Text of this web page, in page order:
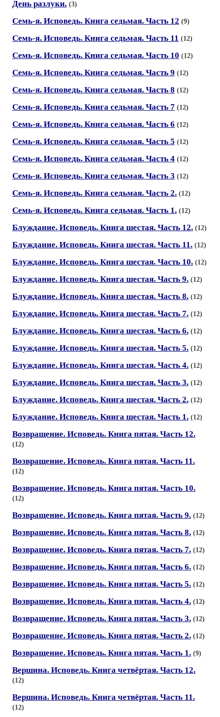
День разлуки. (3)
Семь-я. Исповедь. Книга седьмая. Часть 12 (9)
Семь-я. Исповедь. Книга седьмая. Часть 11 (12)
Семь-я. Исповедь. Книга седьмая. Часть 10 (12)
Семь-я. Исповедь. Книга седьмая. Часть 9 (12)
Семь-я. Исповедь. Книга седьмая. Часть 8 (12)
Семь-я. Исповедь. Книга седьмая. Часть 7 (12)
Семь-я. Исповедь. Книга седьмая. Часть 6 (12)
Семь-я. Исповедь. Книга седьмая. Часть 5 (12)
Семь-я. Исповедь. Книга седьмая. Часть 4 (12)
Семь-я. Исповедь. Книга седьмая. Часть 3 (12)
Семь-я. Исповедь. Книга седьмая. Часть 2. (12)
Семь-я. Исповедь. Книга седьмая. Часть 1. (12)
Блуждание. Исповедь. Книга шестая. Часть 12. (12)
Блуждание. Исповедь. Книга шестая. Часть 11. (12)
Блуждание. Исповедь. Книга шестая. Часть 10. (12)
Блуждание. Исповедь. Книга шестая. Часть 9. (12)
Блуждание. Исповедь. Книга шестая. Часть 8. (12)
Блуждание. Исповедь. Книга шестая. Часть 7. (12)
Блуждание. Исповедь. Книга шестая. Часть 6. (12)
Блуждание. Исповедь. Книга шестая. Часть 5. (12)
Блуждание. Исповедь. Книга шестая. Часть 4. (12)
Блуждание. Исповедь. Книга шестая. Часть 3. (12)
Блуждание. Исповедь. Книга шестая. Часть 2. (12)
Блуждание. Исповедь. Книга шестая. Часть 1. (12)
Возвращение. Исповедь. Книга пятая. Часть 12.
(12)
Возвращение. Исповедь. Книга пятая. Часть 11.
(12)
Возвращение. Исповедь. Книга пятая. Часть 10.
(12)
Возвращение. Исповедь. Книга пятая. Часть 9. (12)
Возвращение. Исповедь. Книга пятая. Часть 8. (12)
Возвращение. Исповедь. Книга пятая. Часть 7. (12)
Возвращение. Исповедь. Книга пятая. Часть 6. (12)
Возвращение. Исповедь. Книга пятая. Часть 5. (12)
Возвращение. Исповедь. Книга пятая. Часть 4. (12)
Возвращение. Исповедь. Книга пятая. Часть 3. (12)
Возвращение. Исповедь. Книга пятая. Часть 2. (12)
Возвращение. Исповедь. Книга пятая. Часть 1. (9)
Вершина. Исповедь. Книга четвёртая. Часть 12.
(12)
Вершина. Исповедь. Книга четвёртая. Часть 11.
(12)